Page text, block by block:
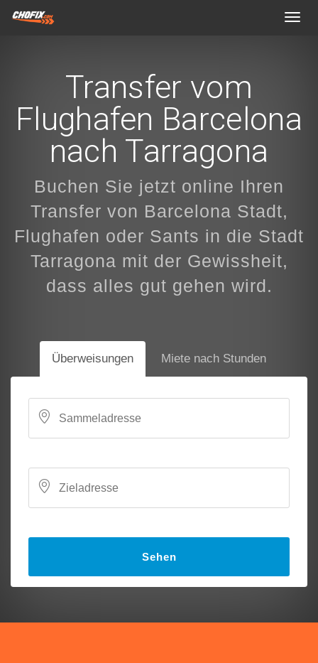
Transfer vom
Flughafen Barcelona
nach Tarragona
Buchen Sie jetzt online Ihren
Transfer von Barcelona Stadt,
Flughafen oder Sants in die Stadt
Tarragona mit der Gewissheit,
dass alles gut gehen wird.
Überweisungen Miete nach Stunden
Sehen